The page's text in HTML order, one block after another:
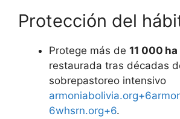
Protección del
Protege más de 11 000 ha
restaurada tras décadas
sobrepastoreo intensivo
6whsrn.org+6.